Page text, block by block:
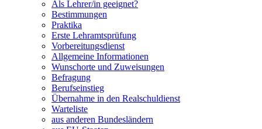
Als Lehrer/in geeignet?
Bestimmungen
Praktika
Erste Lehramtsprüfung
Vorbereitungsdienst
Allgemeine Informationen
Wunschorte und Zuweisungen
Befragung
Berufseinstieg
Übernahme in den Realschuldienst
Warteliste
aus anderen Bundesländern